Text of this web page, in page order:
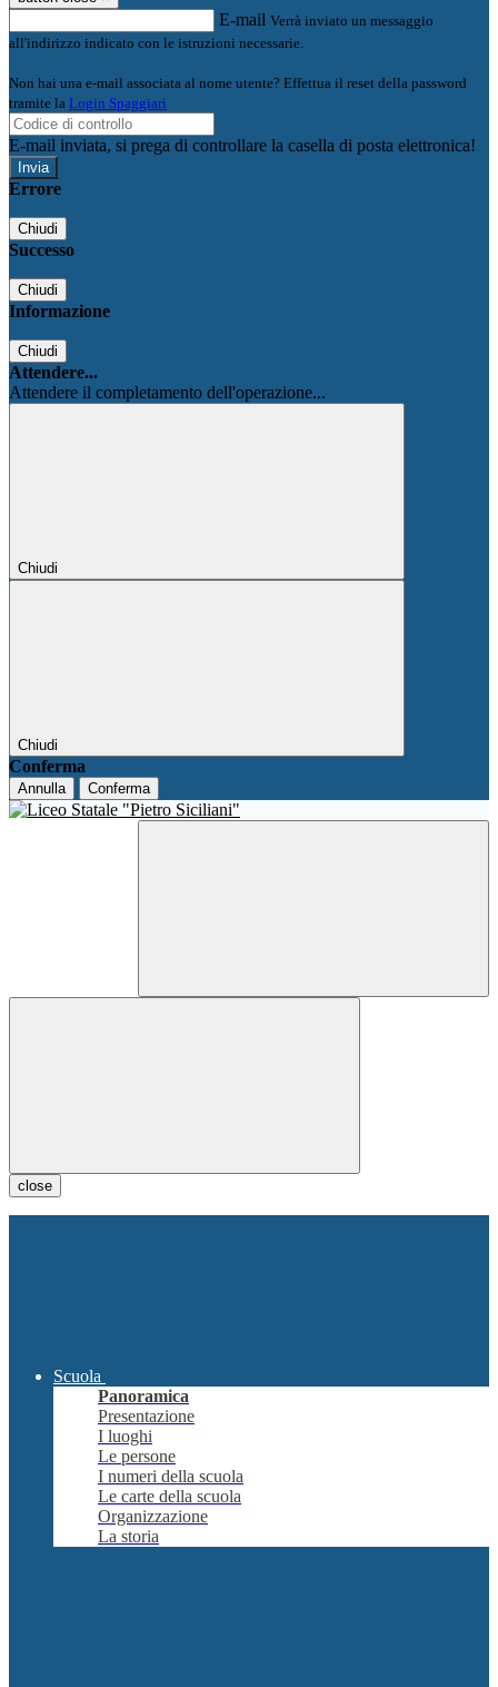
E-mail Verrà inviato un messaggio
all'indirizzo indicato con le istruzioni necessarie.
Non hai una e-mail associata al nome utente? Effettua il reset della password
tramite la Login Spaggiari
E-mail inviata, si prega di controllare la casella di posta elettronica!
Errore
Chiudi
Successo
Chiudi
Informazione
Chiudi
Attendere...
Attendere il completamento dell'operazione...
Chiudi
Chiudi
Conferma
Annulla Conferma
close
Scuola
Panoramica
Presentazione
I luoghi
Le persone
I numeri della scuola
Le carte della scuola
Organizzazione
La storia